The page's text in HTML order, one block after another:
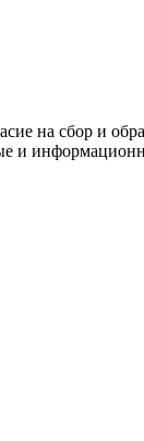
на сбор и
и